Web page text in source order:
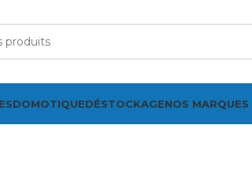
DOMOTIQUEDÉSTOCKAGENOS MARQUES